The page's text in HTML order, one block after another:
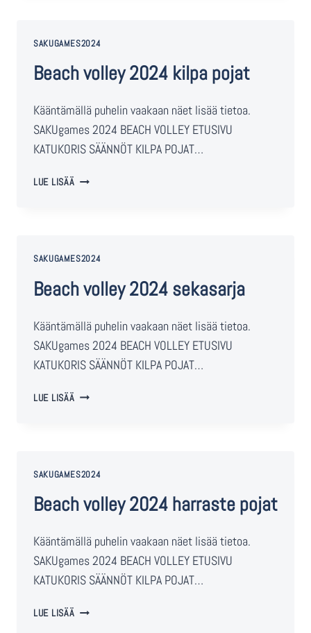
SAKUGAMES2024
Beach volley 2024 kilpa pojat
Kääntämällä puhelin vaakaan näet lisää tietoa.
SAKUgames 2024 BEACH VOLLEY ETUSIVU
KATUKORIS SÄÄNNÖT KILPA POJAT…
LUE LISÄÄ
SAKUGAMES2024
Beach volley 2024 sekasarja
Kääntämällä puhelin vaakaan näet lisää tietoa.
SAKUgames 2024 BEACH VOLLEY ETUSIVU
KATUKORIS SÄÄNNÖT KILPA POJAT…
LUE LISÄÄ
SAKUGAMES2024
Beach volley 2024 harraste pojat
Kääntämällä puhelin vaakaan näet lisää tietoa.
SAKUgames 2024 BEACH VOLLEY ETUSIVU
KATUKORIS SÄÄNNÖT KILPA POJAT…
LUE LISÄÄ